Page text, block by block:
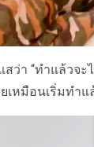
ว่า “ทำแล้วจ
หมือนเริ่มทำแ